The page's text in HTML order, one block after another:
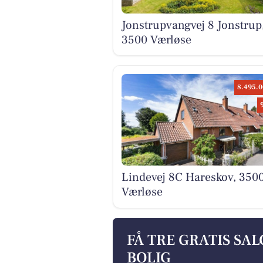
Jonstrupvangvej 8
3500 Værløse
Lindevej 8C Hareskov,
Værløse
FÅ TRE GRATIS
BOLIG